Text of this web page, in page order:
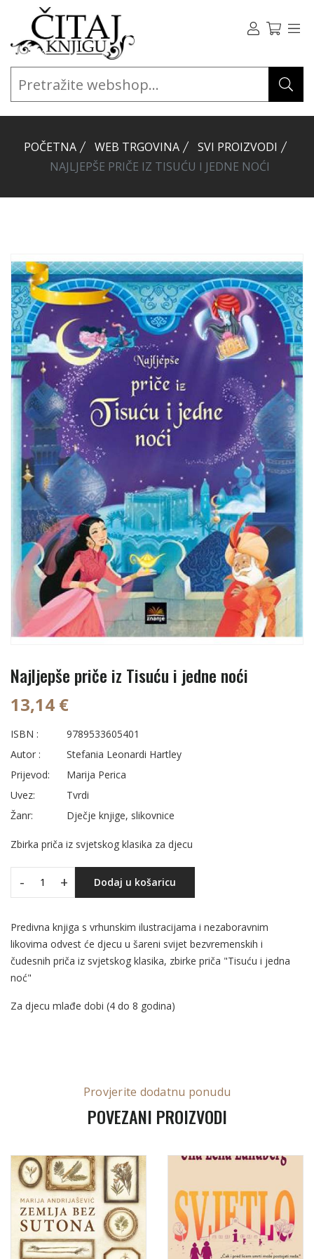
POČETNA WEB TRGOVINA
SVI PROIZVODI
NAJLJEPŠE PRIČE IZ TISUĆU I JEDNE NOĆI
Najljepše priče iz Tisuću i jedne noći
13,14 €
ISBN :
9789533605401
Autor :
Stefania Leonardi Hartley
Prijevod:
Marija Perica
Uvez:
Tvrdi
Žanr:
Dječje knjige, slikovnice
Zbirka priča iz svjetskog klasika za djecu
- + Dodaj u košaricu
Predivna knjiga s vrhunskim ilustracijama i nezaboravnim
likovima odvest će djecu u šareni svijet bezvremenskih i
čudesnih priča iz svjetskog klasika, zbirke priča "Tisuću i jedna
noć"
Za djecu mlađe dobi (4 do 8 godina)
Provjerite dodatnu ponudu
POVEZANI PROIZVODI